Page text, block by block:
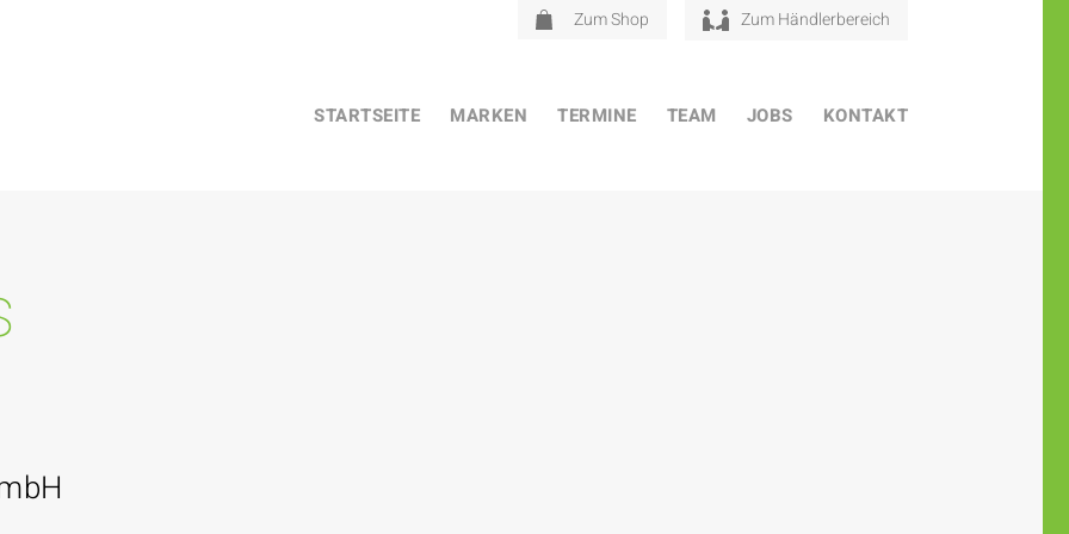
Zum Shop Zum Händlerbereich
STARTSEITE MARKEN TERMINE TEAM JOBS KONTAKT